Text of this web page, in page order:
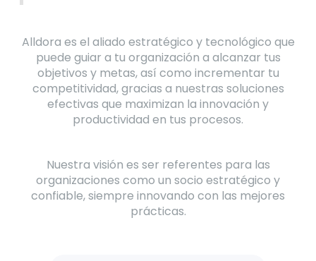
Alldora es el aliado estratégico y tecnológico que
puede guiar a tu organización a alcanzar tus
objetivos y metas, así como incrementar tu
competitividad, gracias a nuestras soluciones
efectivas que maximizan la innovación y
productividad en tus procesos.
Nuestra visión es ser referentes para las
organizaciones como un socio estratégico y
confiable, siempre innovando con las mejores
prácticas.